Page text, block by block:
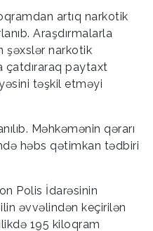
artıq narkotik
Araşdırmalarla
şəxslər narkotik
çatdıraraq paytaxt
təşkil etməyi
Məhkəmənin qərarı
həbs qətimkan tədbiri
Polis İdarəsinin
əvvəlindən keçirilən
195 kiloqram